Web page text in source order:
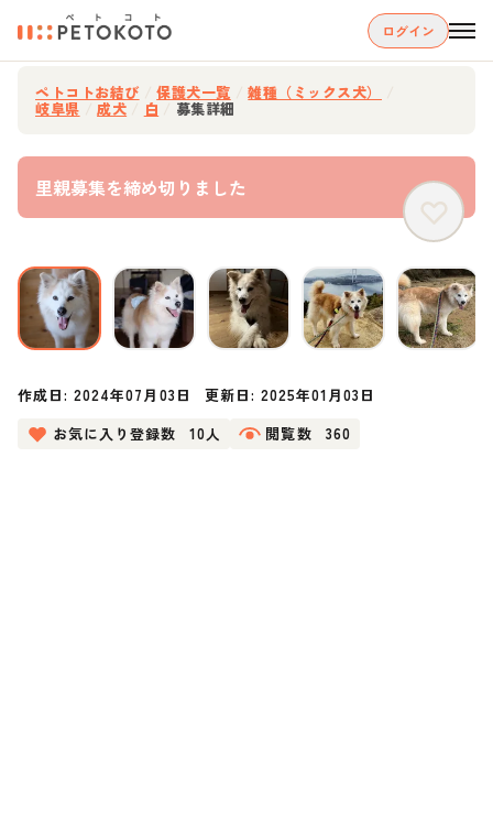
ログイン
ペトコトお結び 保護犬一覧 雑種（ミックス犬）
岐阜県 成犬 白 募集詳細
里親募集を締め切りました
作成日:2024年07月03日 更新日: 2025年01月03日
お気に入り登録数
10人 閲覧数 360